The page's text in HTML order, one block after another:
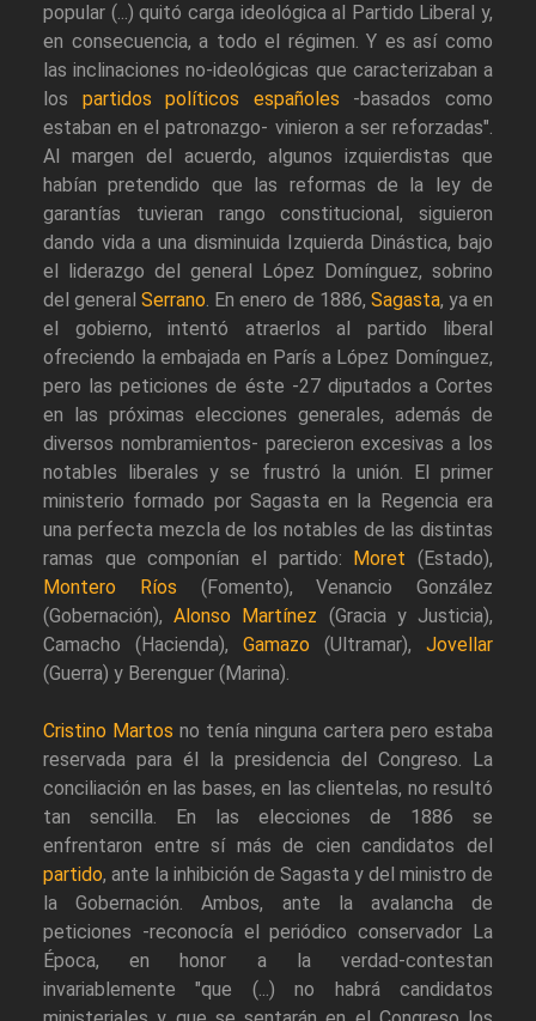
popular (...) quitó carga ideológica al Partido Liberal y,
en consecuencia, a todo el régimen. Y es así como
las inclinaciones no-ideológicas que caracterizaban a
los partidos políticos españoles -basados como
estaban en el patronazgo- vinieron a ser reforzadas".
Al margen del acuerdo, algunos izquierdistas que
habían pretendido que las reformas de la ley de
garantías tuvieran rango constitucional, siguieron
dando vida a una disminuida Izquierda Dinástica, bajo
el liderazgo del general López Domínguez, sobrino
del generalSerrano. En enero de 1886, Sagasta, ya en
el gobierno, intentó atraerlos al partido liberal
ofreciendo la embajada en París a López Domínguez,
pero las peticiones de éste -27 diputados a Cortes
en las próximas elecciones generales, además de
diversos nombramientos- parecieron excesivas a los
notables liberales y se frustró la unión. El primer
ministerio formado por Sagasta en la Regencia era
una perfecta mezcla de los notables de las distintas
ramas que componían el partido:
Moret (Estado),
Montero Ríos (Fomento), Venancio González
(Gobernación),Alonso Martínez (Gracia y Justicia),
Camacho (Hacienda), Gamazo (Ultramar), Jovellar
(Guerra) y Berenguer (Marina).
Cristino Martos no tenía ninguna cartera pero estaba
reservada para él la presidencia del Congreso. La
conciliación en las bases, en las clientelas, no resultó
tan sencilla. En las elecciones de 1886 se
enfrentaron entre sí más de cien candidatos del
partido, ante la inhibición de Sagasta y del ministro de
la Gobernación. Ambos, ante la avalancha de
peticiones -reconocía el periódico conservador La
Época, en honor a la verdad-contestan
invariablemente "que (...) no habrá candidatos